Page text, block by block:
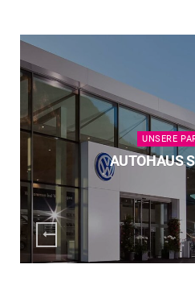
UNSERE
AUTOHAUS